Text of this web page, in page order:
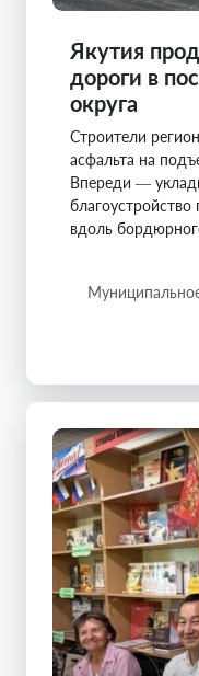
Якутия
дороги в
округа
Строители
асфальта на
Впереди —
вдоль